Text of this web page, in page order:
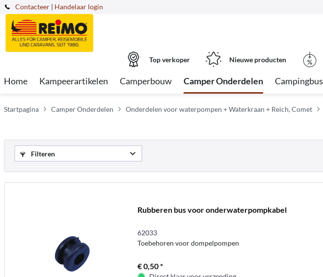
Contacteer | Handelaar login
Top verkoper Nieuwe producten
Home Kampeerartikelen Camperbouw Camper Onderdelen Campingbus
Startpagina Camper Onderdelen Onderdelen voor waterpompen + Waterkraan + Reich, Comet
Filteren
Rubberen bus voor onderwaterpompkabel
62033
Toebehoren voor dompelpompen
€ 0,50 *